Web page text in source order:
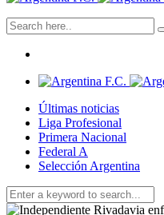
Últimas noticias
Liga Profesional
Primera Nacional
Federal A
Selección Argentina